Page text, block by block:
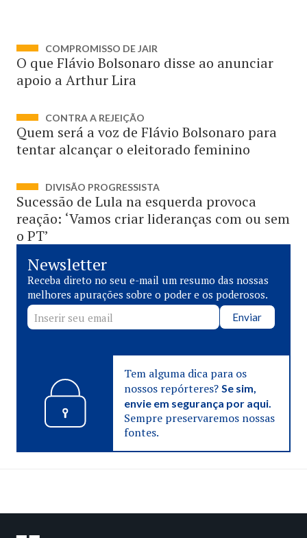
COMPROMISSO DE JAIR
O que Flávio Bolsonaro disse ao anunciar
apoio a Arthur Lira
CONTRA A REJEIÇÃO
Quem será a voz de Flávio Bolsonaro para
tentar alcançar o eleitorado feminino
DIVISÃO PROGRESSISTA
Sucessão de Lula na esquerda provoca
reação: ‘Vamos criar lideranças com ou sem
o PT’
Newsletter
Receba direto no seu e-mail um resumo das nossas
melhores apurações sobre o poder e os poderosos.
Enviar
Tem alguma dica para os
nossos repórteres? Se sim,
envie em segurança por aqui.
Sempre preservaremos nossas
fontes.